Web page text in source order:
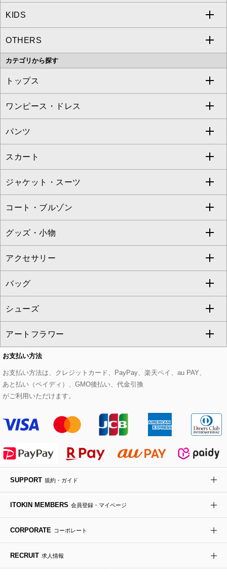
MICHEL KLEIN
MK MICHEL KLEIN
OFUON le MK
eur3
Maison de CINQ
MK MICHEL KLEIN BAG
HIROKO KOSHINO
a.v.v
MICHEL KLEIN HOMME
MK MICHEL KLEIN HOMME
KIDS
a.v.v
OTHERS
MK MICHEL KLEIN BAG
カテゴリから探す
トップス
すべてのトップス
カットソー・Tシャツ
ブラウス・シャツ
ニット・セーター
カーディガン
アンサンブルセット
ベスト・ジレ
パーカー
タンクトップ・キャミソール
スウェット・ジャージー
その他のトップス
ワンピース・ドレス
すべてのワンピース・ドレス
ワンピース
ドレス
チュニック
ジャンパースカート
その他のワンピース・ドレス
パンツ
すべてのパンツ
フルレングスパンツ
クロップド・半端丈パンツ
ガウチョ・ワイドパンツ
ハーフ・ショート丈パンツ
サロペット・オールインワン
その他のパンツ
スカート
すべてのスカート
ロング・マキシ丈スカート
ひざ丈スカート
ミモレ丈スカート
ショート・ミニ丈スカート
その他のスカート
ジャケット・スーツ
すべてのジャケット・スーツ
テーラードジャケット
ノーカラージャケット
セットアップ
セットアップジャケット
セットアップパンツ
セットアップスカート
セットアップワンピース
コート・ブルゾン
すべてのコート・ブルゾン
トレンチコート
ピーコート
ダッフルコート
チェスターコート
モッズコート
ステンカラーコート
ライダースジャケット
デニムジャケット
ダウンジャケット・コート
グッズ・小物
すべてのグッズ・小物
マスク
ストール・マフラー・スヌード
ベルト・サスペンダー
帽子
ヘアアクセサリー
ハンカチ・バンダナ
手袋
チャーム・ストラップ
アクセサリー
すべてのアクセサリー
ネックレス
ピアス・イヤリング
ブレスレット・バングル
ブローチ・コサージュ
バッグ
すべてのバッグ
トートバッグ
ショルダーバッグ
ボストンバッグ
バックパック・リュック
ボディバッグ・メッセンジャーバッグ
トラベルバッグ
シューズ
すべてのシューズ
パンプス
スニーカー
フラットシューズ
ローファー
ドレスシューズ
アートフラワー
すべてのアートフラワー
ローズ
カサブランカ・カラー
ラナンキュラス
ポプリアレンジ＆フレグランス
お支払い方法
お支払い方法は、クレジットカード、PayPay、楽天ペイ、au PAY、
あと払い（ペイディ）、GMO後払い、代金引換
がご利用いただけます。
SUPPORT 規約・ガイド
ITOKIN MEMBERS 会員登録・マイページ
CORPORATE コーポレート
RECRUIT 求人情報